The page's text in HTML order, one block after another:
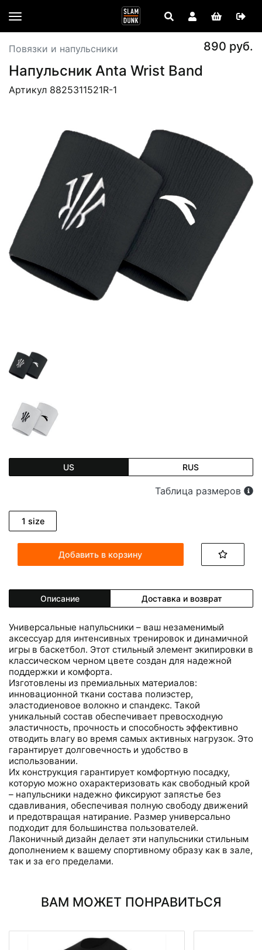
Повязки и напульсники 890 руб.
Напульсник Anta Wrist Band
Артикул 8825311521R-1
US RUS
Таблица размеров
1 size
Добавить в корзину
Описание Доставка и возврат
Универсальные напульсники – ваш незаменимый
аксессуар для интенсивных тренировок и динамичной
игры в баскетбол. Этот стильный элемент экипировки в
классическом черном цвете создан для надежной
поддержки и комфорта.
Изготовлены из премиальных материалов:
инновационной ткани состава полиэстер,
эластодиеновое волокно и спандекс. Такой
уникальный состав обеспечивает превосходную
эластичность, прочность и способность эффективно
отводить влагу во время самых активных нагрузок. Это
гарантирует долговечность и удобство в
использовании.
Их конструкция гарантирует комфортную посадку,
которую можно охарактеризовать как свободный крой
– напульсники надежно фиксируют запястье без
сдавливания, обеспечивая полную свободу движений
и предотвращая натирание. Размер универсально
подходит для большинства пользователей.
Лаконичный дизайн делает эти напульсники стильным
дополнением к вашему спортивному образу как в зале,
так и за его пределами.
ВАМ МОЖЕТ ПОНРАВИТЬСЯ